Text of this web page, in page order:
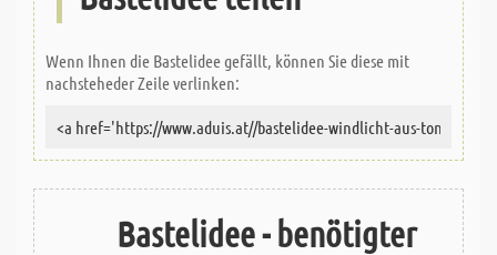
Wenn Ihnen die Bastelidee gefällt, können Sie diese mit
nachsteheder Zeile verlinken:
Bastelidee - benötigter